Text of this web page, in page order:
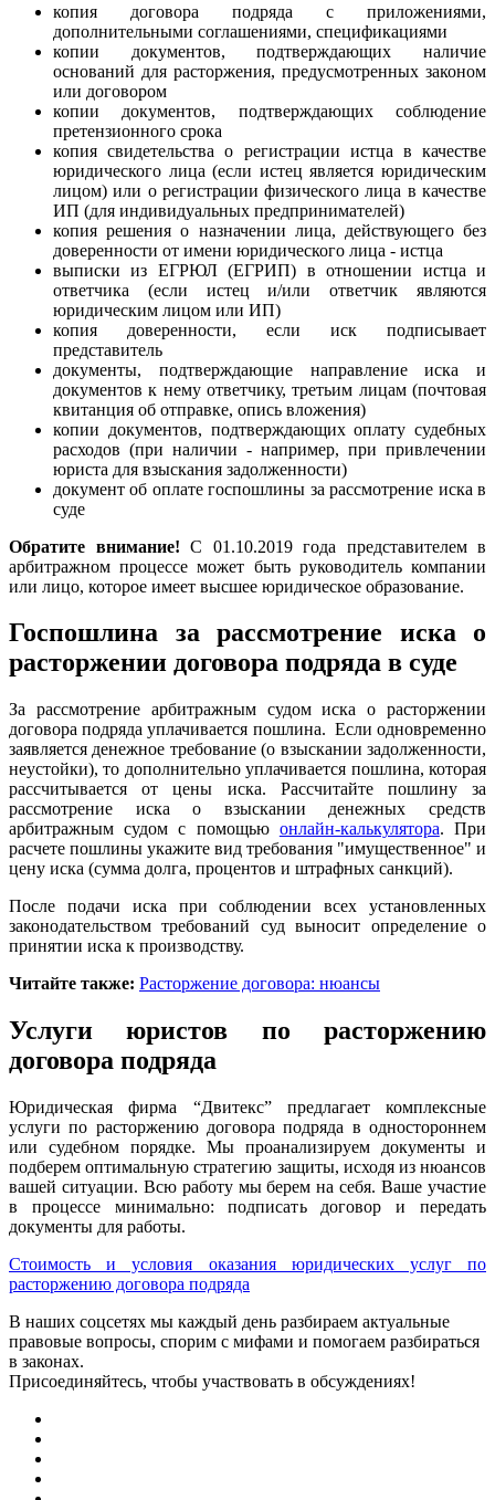
копия договора подряда с приложениями,
дополнительными соглашениями, спецификациями
копии документов, подтверждающих наличие
оснований для расторжения, предусмотренных законом
или договором
копии документов, подтверждающих соблюдение
претензионного срока
копия свидетельства о регистрации истца в качестве
юридического лица (если истец является юридическим
лицом) или о регистрации физического лица в качестве
ИП (для индивидуальных предпринимателей)
копия решения о назначении лица, действующего без
доверенности от имени юридического лица - истца
выписки из ЕГРЮЛ (ЕГРИП) в отношении истца и
ответчика (если истец и/или ответчик являются
юридическим лицом или ИП)
копия доверенности, если иск подписывает
представитель
документы, подтверждающие направление иска и
документов к нему ответчику, третьим лицам (почтовая
квитанция об отправке, опись вложения)
копии документов, подтверждающих оплату судебных
расходов (при наличии - например, при привлечении
юриста для взыскания задолженности)
документ об оплате госпошлины за рассмотрение иска в
суде
Обратите внимание! С 01.10.2019 года представителем в
арбитражном процессе может быть руководитель компании
или лицо, которое имеет высшее юридическое образование.
Госпошлина за рассмотрение иска о
расторжении договора подряда в суде
За рассмотрение арбитражным судом иска о расторжении
договора подряда уплачивается пошлина. Если одновременно
заявляется денежное требование (о взыскании задолженности,
неустойки), то дополнительно уплачивается пошлина, которая
рассчитывается от цены иска. Рассчитайте пошлину за
рассмотрение иска о взыскании денежных средств
арбитражным судом с помощью онлайн-калькулятора. При
расчете пошлины укажите вид требования "имущественное" и
цену иска (сумма долга, процентов и штрафных санкций).
После подачи иска при соблюдении всех установленных
законодательством требований суд выносит определение о
принятии иска к производству.
Читайте также: Расторжение договора: нюансы
Услуги юристов по расторжению
договора подряда
Юридическая фирма “Двитекс” предлагает комплексные
услуги по расторжению договора подряда в одностороннем
или судебном порядке. Мы проанализируем документы и
подберем оптимальную стратегию защиты, исходя из нюансов
вашей ситуации. Всю работу мы берем на себя. Ваше участие
в процессе минимально: подписать договор и передать
документы для работы.
Стоимость и условия оказания юридических услуг по
расторжению договора подряда
В наших соцсетях мы каждый день разбираем актуальные
правовые вопросы, спорим с мифами и помогаем разбираться
в законах.
Присоединяйтесь, чтобы участвовать в обсуждениях!